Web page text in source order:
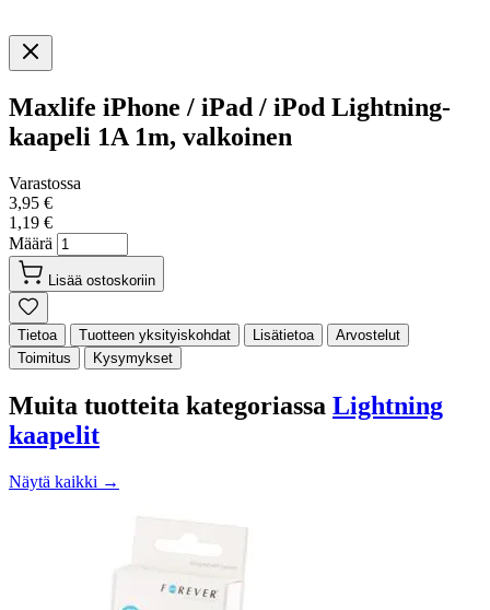
Maxlife iPhone / iPad / iPod Lightning-
kaapeli 1A 1m, valkoinen
Varastossa
3,95 €
1,19 €
Määrä
Lisää ostoskoriin
Tietoa Tuotteen yksityiskohdat Lisätietoa
Arvostelut
Toimitus
Kysymykset
Muita tuotteita kategoriassa Lightning
kaapelit
Näytä kaikki →